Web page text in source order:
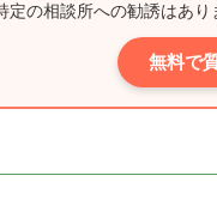
定の相談所への勧誘はあ
無料で